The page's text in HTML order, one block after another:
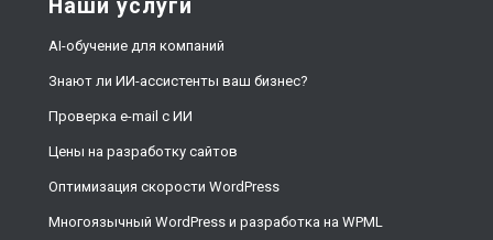
Наши услуги
AI-обучение для компаний
Знают ли ИИ-ассистенты ваш бизнес?
Проверка e-mail с ИИ
Цены на разработку сайтов
Оптимизация скорости WordPress
Многоязычный WordPress и разработка на WPML